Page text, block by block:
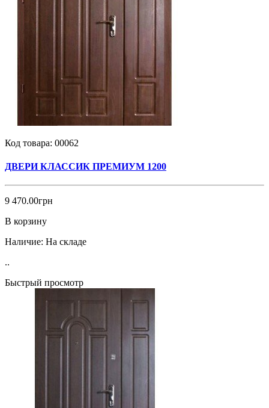
Код товара: 00062
ДВЕРИ КЛАССИК ПРЕМИУМ 1200
9 470.00грн
В корзину
Наличие: На складе
..
Быстрый просмотр